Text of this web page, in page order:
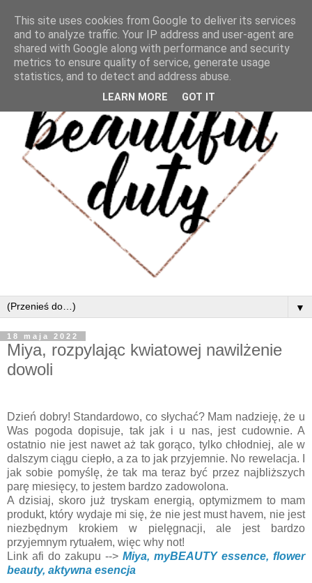
▼
18 maja 2022
Miya, rozpylając kwiatowej nawilżenie
dowoli
Dzień dobry! Standardowo, co słychać? Mam nadzieję, że u
Was pogoda dopisuje, tak jak i u nas, jest cudownie. A
ostatnio nie jest nawet aż tak gorąco, tylko chłodniej, ale w
dalszym ciągu ciepło, a za to jak przyjemnie. No rewelacja. I
jak sobie pomyślę, że tak ma teraz być przez najbliższych
parę miesięcy, to jestem bardzo zadowolona.
A dzisiaj, skoro już tryskam energią, optymizmem to mam
produkt, który wydaje mi się, że nie jest must havem, nie jest
niezbędnym krokiem w pielęgnacji, ale jest bardzo
przyjemnym rytuałem, więc why not!
Link afi do zakupu --> Miya, myBEAUTY essence, flower
beauty, aktywna esencja
This site uses cookies from Google to deliver its services
and to analyze traffic. Your IP address and user-agent are
shared with Google along with performance and security
metrics to ensure quality of service, generate usage
statistics, and to detect and address abuse.
LEARN MORE GOT IT